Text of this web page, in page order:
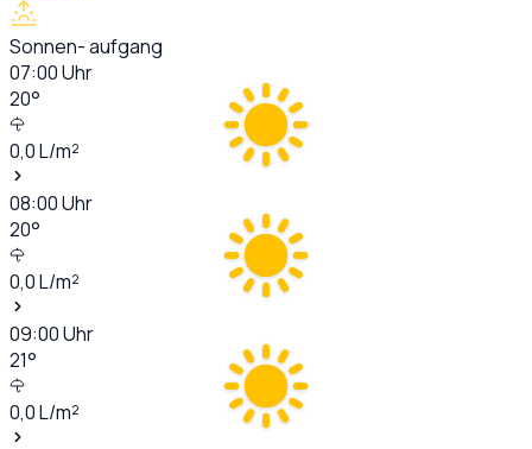
Sonnen- aufgang
07:00Uhr
20°
0,0L/m²
08:00Uhr
20°
0,0L/m²
09:00Uhr
21°
0,0L/m²